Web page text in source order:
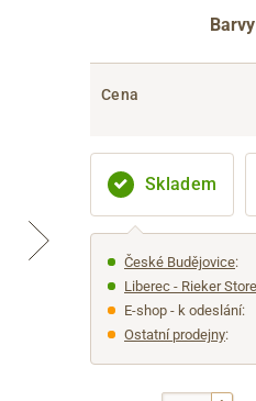
Cena
Skladem
České Budějovice:
Liberec - Rieker Store
E-shop - k odeslání:
Ostatní prodejny: